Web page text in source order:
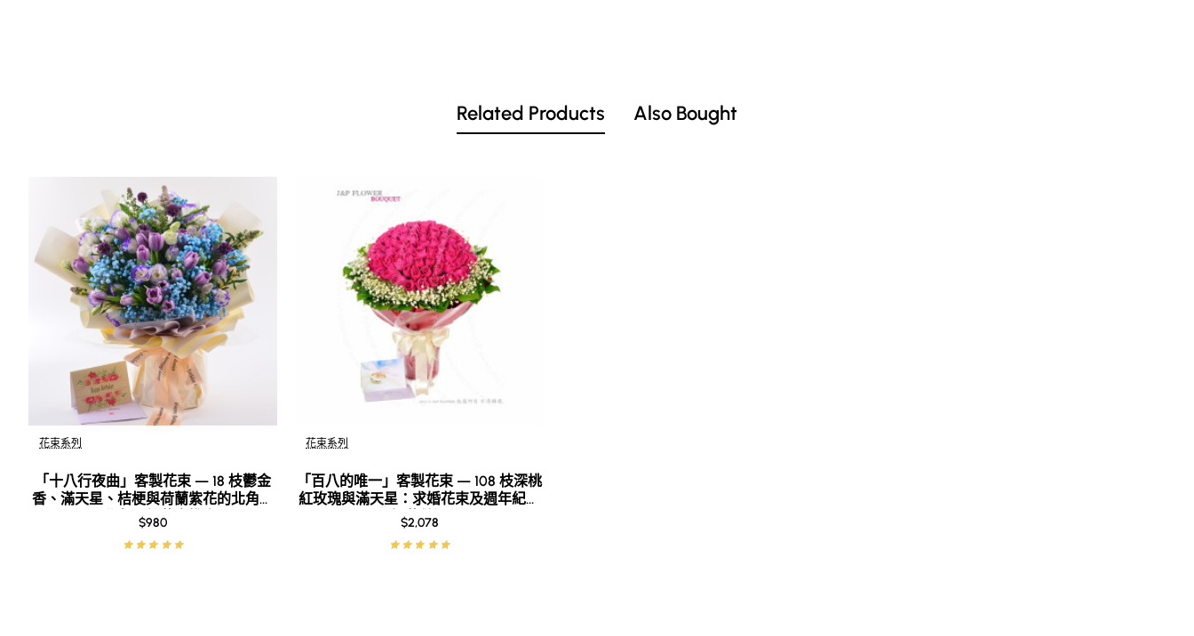
我們不只**送花到全港九新界**，更提供全方位的**花店客製化服務**。你可以選擇**絲帶印字**，將只有你們才懂的密語印在絲帶上；或是搭配精美
的**客製化氣球**，讓驚喜指數直線上升。別擔心時間，我們的**24小時訂花服務**確保你的心意能及時傳遞。想看更多創意花束？請點擊查看我們
鮮花花束系列。
這束花不僅僅是一份禮物，它更像是一個溫柔的承諾，提醒著收花人：你對他的愛，像四季一樣永恆，從未改變。
點解G花店嘅自組玫瑰花束咁特別？
1. 自由組合：
誼，定係愛意，你都可以自組一紮獨特嘅玫瑰花束！
2. 頂級玫瑰花材：
G花店嘅花材每日新鮮採購，確保花材嘅最佳品質。我哋嘅花藝師對玫瑰花材尤其講究，只會挑選最佳嘅玫瑰，為你嘅花束帶嚟動人嘅色彩！
Related Products Also Bought
花束系列
「十八行夜曲」客製花束 — 18 枝鬱金
香、滿天星、桔梗與荷蘭紫花的北角浪
漫（北角平價花店推介）
$980
花束系列
「百八的唯一」客製花束 — 108 枝深桃
紅玫瑰與滿天星：求婚花束及週年紀念
訂花首選
$2,078